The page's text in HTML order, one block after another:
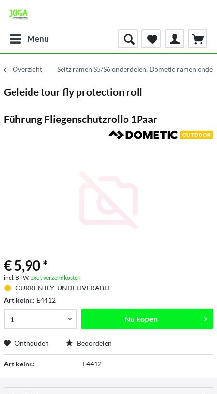
Menu
Overzicht Seitz ramen S5/S6 onderdelen, Dometic ramen
Geleide tour fly protection roll
Führung Fliegenschutzrollo 1Paar
€ 5,90 *
incl. BTW. excl. verzendkosten
CURRENTLY_UNDELIVERABLE
Artikelnr.: E4412
Nu kopen
Onthouden Beoordelen
Artikelnr.: E4412